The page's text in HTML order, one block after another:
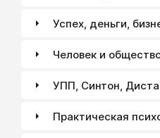
Успех, деньги,
Человек и
УПП, Синтон,
Практическая